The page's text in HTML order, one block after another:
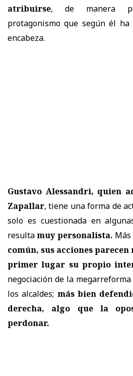
atribuirse, de manera
protagonismo que según él
encabeza.
Gustavo Alessandri, quien
Zapallar, tiene una forma de
solo es cuestionada en
resultamuy personalista.
común, sus acciones
primer lugar su propio
negociación de la
los alcaldes; más bien
derecha, algo que la
perdonar.